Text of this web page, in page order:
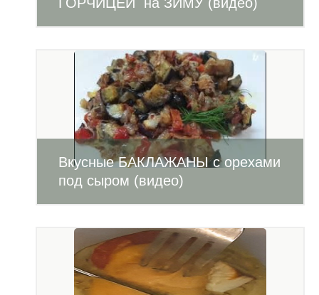
Вкусные БАКЛАЖАНЫ с орехами
под сыром (видео)